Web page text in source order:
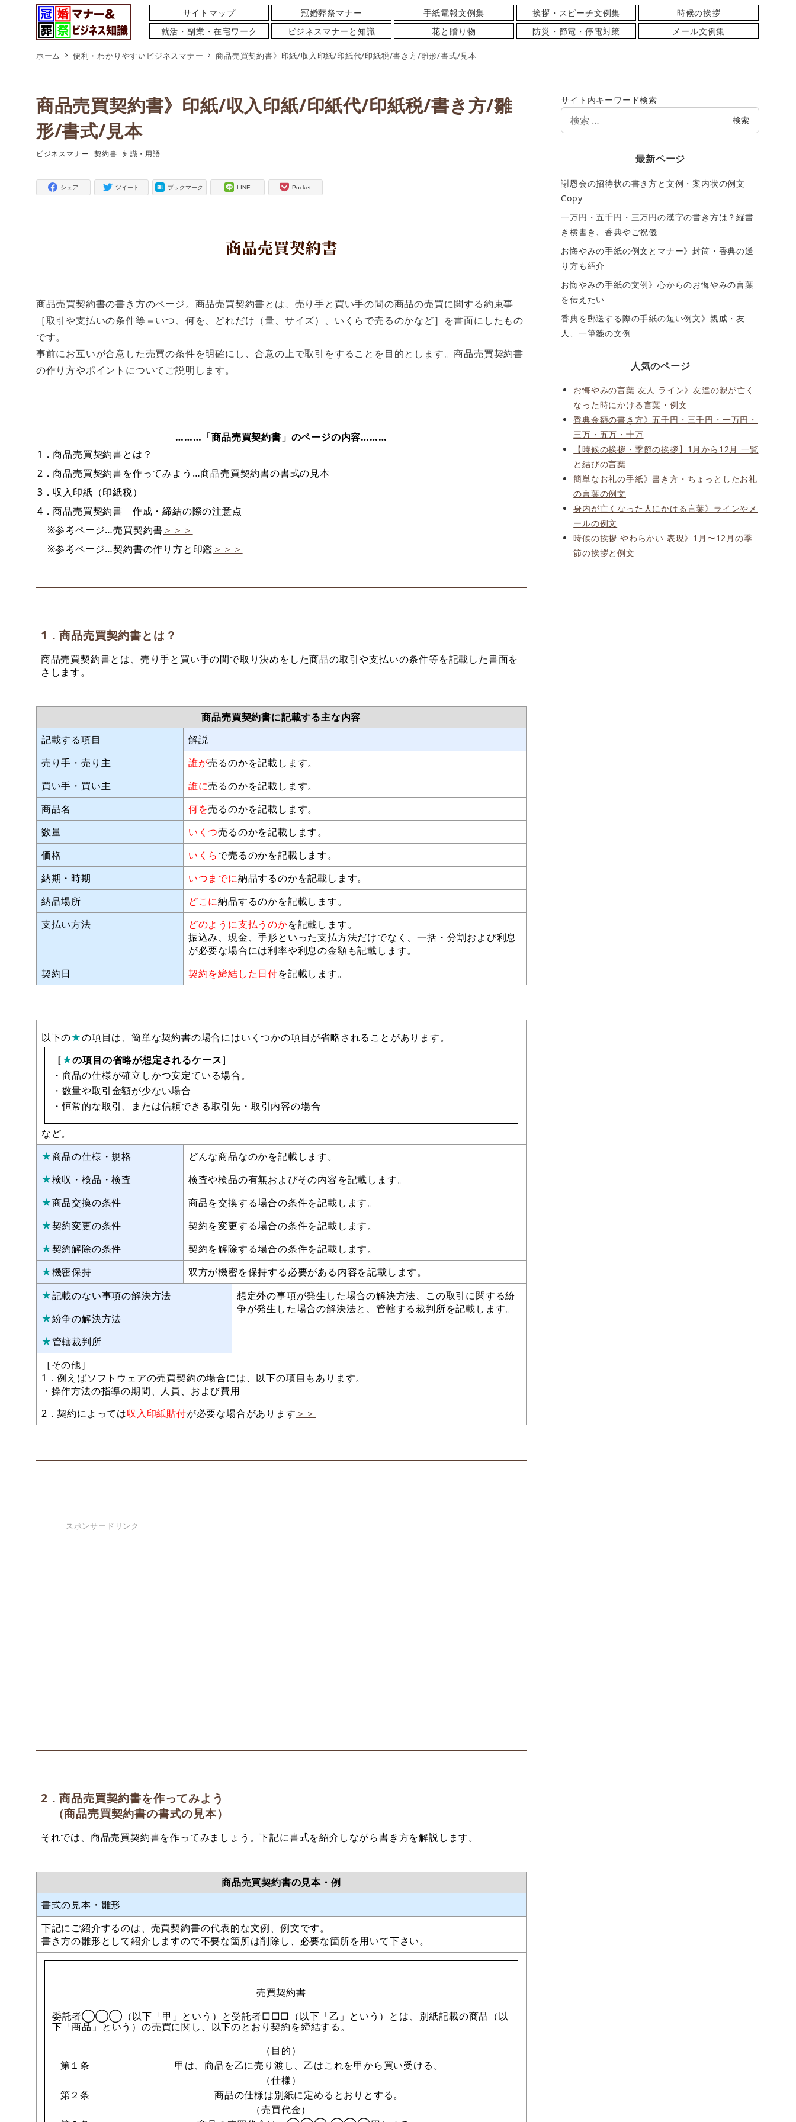
サイトマップ 冠婚葬祭マナー 手紙電報文例集 挨拶・スピーチ文例集
時候の挨拶
就活・副業・在宅ワーク
ビジネスマナーと知識 花と贈り物 防災・節電・停電対策 メール文例集
ホーム 便利・わかりやすいビジネスマナー 商品売買契約書》印紙/収入印紙/印紙代/印紙税/書き方/雛形/書式/見本
商品売買契約書》印紙/収入印紙/印紙代/印紙税/書き方/雛
形/書式/見本
タグ
ビジネスマナー
タグ
契約書
タグ
知識・用語
シェア ツイート ブックマーク LINE Pocket
商品売買契約書の書き方のページ。商品売買契約書とは、売り手と買い手の間の商品の売買に関する約束事
［取引や支払いの条件等＝いつ、何を、どれだけ（量、サイズ）、いくらで売るのかなど］を書面にしたもの
です。
事前にお互いが合意した売買の条件を明確にし、合意の上で取引をすることを目的とします。商品売買契約書
の作り方やポイントについてご説明します。
………「商品売買契約書」のページの内容………
1．商品売買契約書とは？
2．商品売買契約書を作ってみよう…商品売買契約書の書式の見本
3．収入印紙（印紙税）
4．商品売買契約書 作成・締結の際の注意点
※参考ページ…売買契約書 ＞＞＞
※参考ページ…契約書の作り方と印鑑 ＞＞＞
1．商品売買契約書とは？
商品売買契約書とは、売り手と買い手の間で取り決めをした商品の取引や支払いの条件等を記載した書面を
さします。
商品売買契約書に記載する主な内容
記載する項目
解説
売り手・売り主
誰が売るのかを記載します。
買い手・買い主
誰に売るのかを記載します。
商品名
何を売るのかを記載します。
数量
いくつ売るのかを記載します。
価格
いくらで売るのかを記載します。
納期・時期
いつまでに納品するのかを記載します。
納品場所
どこに納品するのかを記載します。
支払い方法
どのように支払うのかを記載します。
振込み、現金、手形といった支払方法だけでなく、一括・分割および利息
が必要な場合には利率や利息の金額も記載します。
契約日
契約を締結した日付を記載します。
以下の★の項目は、簡単な契約書の場合にはいくつかの項目が省略されることがあります。
［★の項目の省略が想定されるケース］
・商品の仕様が確立しかつ安定ている場合。
・数量や取引金額が少ない場合
・恒常的な取引、または信頼できる取引先・取引内容の場合
など。
★商品の仕様・規格
どんな商品なのかを記載します。
★検収・検品・検査
検査や検品の有無およびその内容を記載します。
★商品交換の条件
商品を交換する場合の条件を記載します。
★契約変更の条件
契約を変更する場合の条件を記載します。
★契約解除の条件
契約を解除する場合の条件を記載します。
★機密保持
双方が機密を保持する必要がある内容を記載します。
★記載のない事項の解決方法
想定外の事項が発生した場合の解決方法、この取引に関する紛
争が発生した場合の解決法と、管轄する裁判所を記載します。
★紛争の解決方法
★管轄裁判所
［その他］
1．例えばソフトウェアの売買契約の場合には、以下の項目もあります。
・操作方法の指導の期間、人員、および費用
2．契約によっては収入印紙貼付が必要な場合があります ＞＞
スポンサードリンク
2．商品売買契約書を作ってみよう
（商品売買契約書の書式の見本）
それでは、商品売買契約書を作ってみましょう。下記に書式を紹介しながら書き方を解説します。
商品売買契約書の見本・例
書式の見本・雛形
下記にご紹介するのは、売買契約書の代表的な文例、例文です。
書き方の雛形として紹介しますので不要な箇所は削除し、必要な箇所を用いて下さい。
売買契約書
委託者◯◯◯（以下「甲」という）と受託者□□□（以下「乙」という）とは、別紙記載の商品（以
下「商品」という）の売買に関し、以下のとおり契約を締結する。
（目的）
第１条
甲は、商品を乙に売り渡し、乙はこれを甲から買い受ける。
（仕様）
第２条
商品の仕様は別紙に定めるとおりとする。
（売買代金）
サイト内キーワード検索
索
検索
最新ページ
謝恩会の招待状の書き方と文例・案内状の例文
Copy
一万円・五千円・三万円の漢字の書き方は？縦書
き横書き、香典やご祝儀
お悔やみの手紙の例文とマナー》封筒・香典の送
り方も紹介
お悔やみの手紙の文例》心からのお悔やみの言葉
を伝えたい
香典を郵送する際の手紙の短い例文》親戚・友
人、一筆箋の文例
人気のページ
お悔やみの言葉 友人 ライン》友達の親が亡く
なった時にかける言葉・例文
香典金額の書き方》五千円・三千円・一万円・
三万・五万・十万
【時候の挨拶・季節の挨拶】1月から12月 一覧
と結びの言葉
簡単なお礼の手紙》書き方・ちょっとしたお礼
の言葉の例文
身内が亡くなった人にかける言葉》ラインやメ
ールの例文
時候の挨拶 やわらかい 表現》1月〜12月の季
節の挨拶と例文